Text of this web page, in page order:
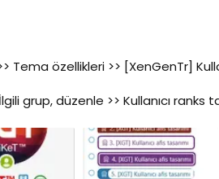
Tema özellikleri >> [XenGenTr]
grup, düzenle >> Kullanıcı ranks